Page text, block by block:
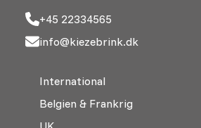
+45 22334565
info@kiezebrink.dk
International
Belgien & Frankrig